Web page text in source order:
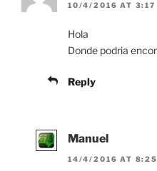
10/4/2016 AT 3:17
Hola
Donde podria
Reply
Manuel
14/4/2016 AT 8:25